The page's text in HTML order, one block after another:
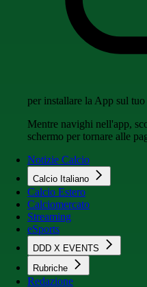
per installare la App sul
Mentre navighi nell'app,
schermo per tornare alle
Notizie Calcio
Calcio Italiano
Calcio Estero
Calciomercato
Streaming
eSports
DDD X EVENTS
Rubriche
Redazione